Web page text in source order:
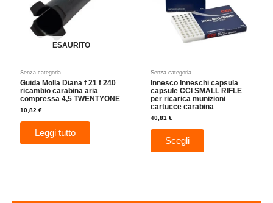
ESAURITO
Senza categoria
Guida Molla Diana f 21 f 240
ricambio carabina aria
compressa 4,5 TWENTYONE
10,82€
Leggi tutto
Senza categoria
Innesco Inneschi capsula
capsule CCI SMALL RIFLE
per ricarica munizioni
cartucce carabina
40,81€
Scegli
Le
opzioni
possono
del
prodotto